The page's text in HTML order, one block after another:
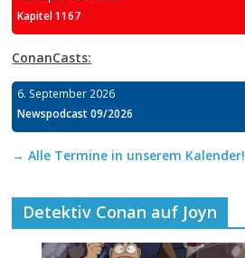
Kapitel 1167
ConanCasts:
6. September 2026
Newspodcast 09/2026
→ Alle Termine in unserem Kalender!
Detektiv Conan auf Joyn